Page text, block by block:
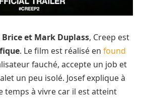
et Mark Duplass, Creep est
. Le film est réalisé en found
fauché, accepte un job et
un peu isolé. Josef explique à
temps à vivre car il est atteint